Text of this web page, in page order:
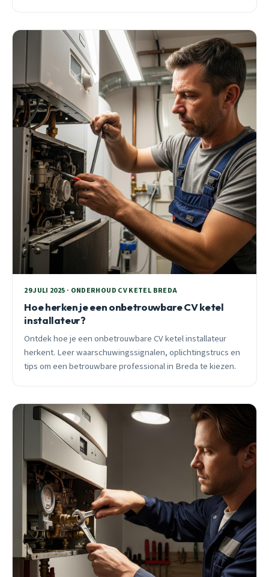
29 JULI 2025 · ONDERHOUD CV KETEL BREDA
Hoe herken je een onbetrouwbare CV ketel
installateur?
Ontdek hoe je een onbetrouwbare CV ketel installateur
herkent. Leer waarschuwingssignalen, oplichtingstrucs en
tips om een betrouwbare professional in Breda te kiezen.